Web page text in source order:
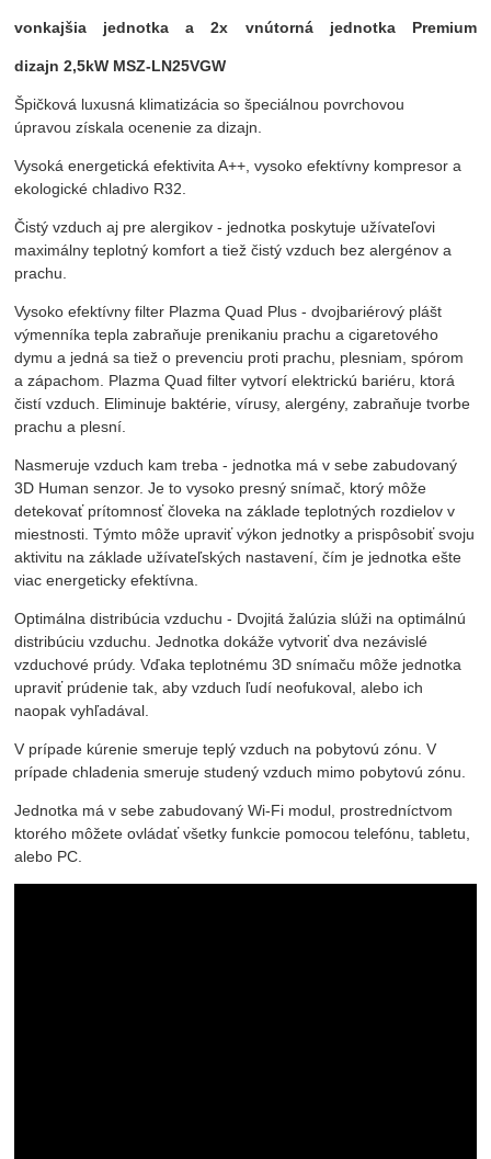
vonkajšia jednotka a 2x vnútorná jednotka Premium
dizajn2,5kW MSZ-LN25VGW
Špičková luxusná klimatizácia so špeciálnou povrchovou
úpravou získala ocenenie za dizajn.
Vysoká energetická efektivita A++, vysoko efektívny kompresor a
ekologické chladivo R32.
Čistý vzduch aj pre alergikov - jednotka poskytuje užívateľovi
maximálny teplotný komfort a tiež čistý vzduch bez alergénov a
prachu.
Vysoko efektívny filter Plazma Quad Plus - dvojbariérový plášt
výmenníka tepla zabraňuje prenikaniu prachu a cigaretového
dymu a jedná sa tiež o prevenciu proti prachu, plesniam, spórom
a zápachom. Plazma Quad filter vytvorí elektrickú bariéru, ktorá
čistí vzduch. Eliminuje baktérie, vírusy, alergény, zabraňuje tvorbe
prachu a plesní.
Nasmeruje vzduch kam treba - jednotka má v sebe zabudovaný
3D Human senzor. Je to vysoko presný snímač, ktorý môže
detekovať prítomnosť človeka na základe teplotných rozdielov v
miestnosti. Týmto môže upraviť výkon jednotky a prispôsobiť svoju
aktivitu na základe užívateľských nastavení, čím je jednotka ešte
viac energeticky efektívna.
Optimálna distribúcia vzduchu - Dvojitá žalúzia slúži na optimálnú
distribúciu vzduchu. Jednotka dokáže vytvoriť dva nezávislé
vzduchové prúdy. Vďaka teplotnému 3D snímaču môže jednotka
upraviť prúdenie tak, aby vzduch ľudí neofukoval, alebo ich
naopak vyhľadával.
V prípade kúrenie smeruje teplý vzduch na pobytovú zónu. V
prípade chladenia smeruje studený vzduch mimo pobytovú zónu.
Jednotka má v sebe zabudovaný Wi-Fi modul, prostredníctvom
ktorého môžete ovládať všetky funkcie pomocou telefónu, tabletu,
alebo PC.